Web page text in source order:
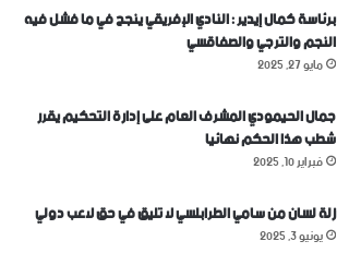
برئاسة كمال إيدير : النادي الإفريقي ينجح في ما فشل فيه
النجم والترجي والصفاقسي
مايو 27, 2025
جمال الحيمودي المشرف العام على إدارة التحكيم يقرر
شطب هذا الحكم نهائيا
فبراير 10, 2025
زلة لسان من سامي الطرابلسي لا تليق في حق لاعب دولي
يونيو 3, 2025